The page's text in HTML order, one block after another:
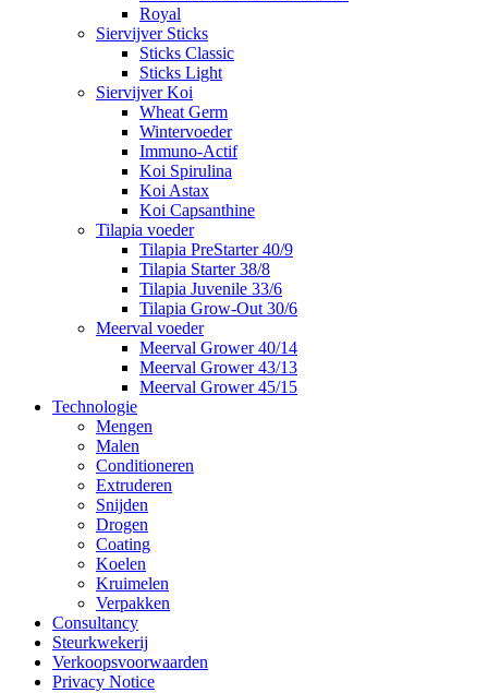
Royal
Siervijver Sticks
Sticks Classic
Sticks Light
Siervijver Koi
Wheat Germ
Wintervoeder
Immuno-Actif
Koi Spirulina
Koi Astax
Koi Capsanthine
Tilapia voeder
Tilapia PreStarter 40/9
Tilapia Starter 38/8
Tilapia Juvenile 33/6
Tilapia Grow-Out 30/6
Meerval voeder
Meerval Grower 40/14
Meerval Grower 43/13
Meerval Grower 45/15
Technologie
Mengen
Malen
Conditioneren
Extruderen
Snijden
Drogen
Coating
Koelen
Kruimelen
Verpakken
Consultancy
Steurkwekerij
Verkoopsvoorwaarden
Privacy Notice